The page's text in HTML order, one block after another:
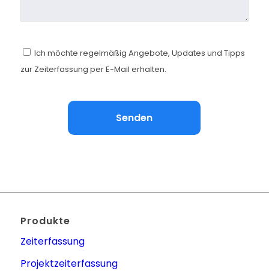
Ich möchte regelmäßig Angebote, Updates und Tipps
zur Zeiterfassung per E-Mail erhalten.
Produkte
Zeiterfassung
Projektzeiterfassung